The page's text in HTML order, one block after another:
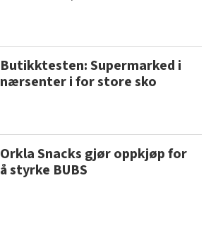
Butikktesten: Supermarked i
nærsenter i for store sko
Orkla Snacks gjør oppkjøp for
å styrke BUBS